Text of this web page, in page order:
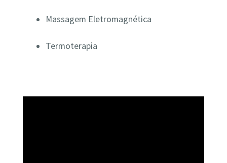
Massagem Eletromagnética
Termoterapia